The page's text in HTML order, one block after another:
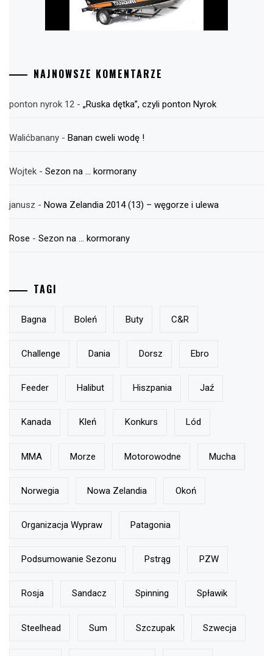
NAJNOWSZE KOMENTARZE
ponton nyrok 12 - „Ruska dętka”, czyli ponton Nyrok
Walićbanany - Banan cweli wodę !
Wojtek - Sezon na … kormorany
janusz - Nowa Zelandia 2014 (13) – węgorze i ulewa
Rose - Sezon na … kormorany
TAGI
Bagna Boleń Buty C&r
Challenge Dania Dorsz Ebro
Feeder Halibut Hiszpania Jaź
Kanada Kleń Konkurs Lód
MMA Morze Motorowodne Mucha
Norwegia Nowa Zelandia Okoń
Organizacja Wypraw Patagonia
Podsumowanie Sezonu Pstrąg PZW
Rosja Sandacz Spinning Spławik
Steelhead Sum Szczupak Szwecja